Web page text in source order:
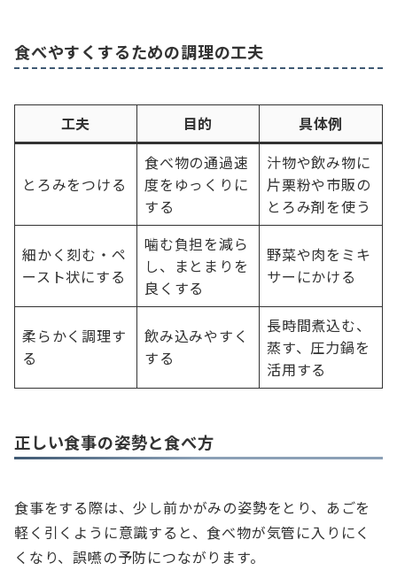
食べやすくするための調理の工夫
工夫 目的 具体例
とろみをつける
食べ物の通過速
度をゆっくりに
する
汁物や飲み物に
片栗粉や市販の
とろみ剤を使う
細かく刻む・ペ
ースト状にする
噛む負担を減ら
し、まとまりを
良くする
野菜や肉をミキ
サーにかける
柔らかく調理す
る
飲み込みやすく
する
長時間煮込む、
蒸す、圧力鍋を
活用する
正しい食事の姿勢と食べ方
食事をする際は、少し前かがみの姿勢をとり、あごを
軽く引くように意識すると、食べ物が気管に入りにく
くなり、誤嚥の予防につながります。